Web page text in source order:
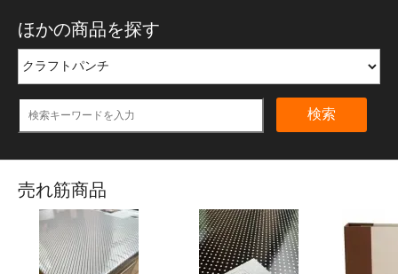
ほかの商品を探す
検索
売れ筋商品